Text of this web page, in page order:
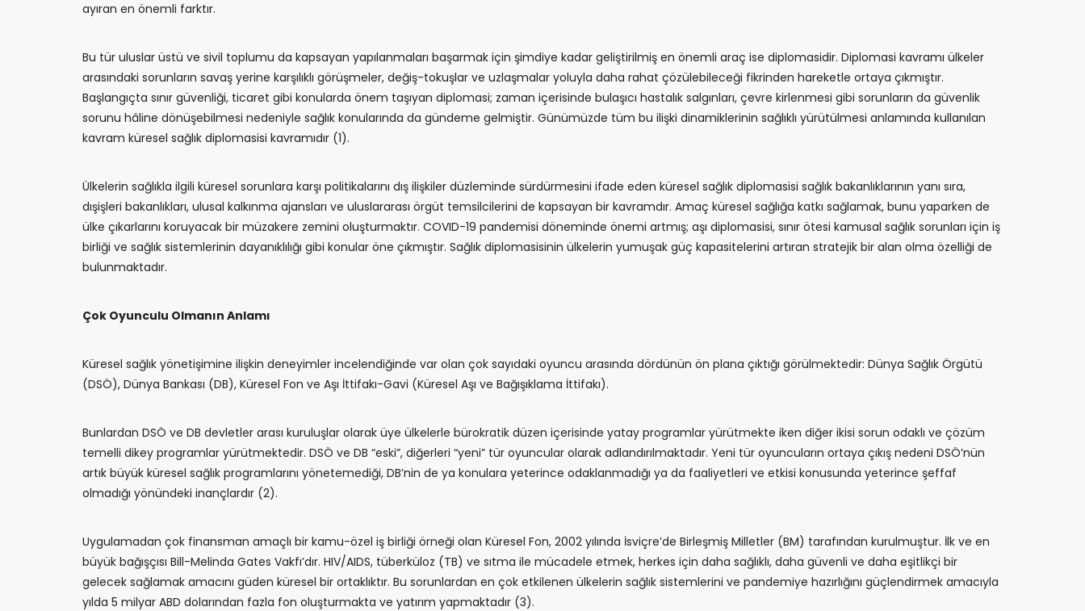
ayıran en önemli farktır.
Bu tür uluslar üstü ve sivil toplumu da kapsayan yapılanmaları başarmak için şimdiye kadar geliştirilmiş en önemli araç ise diplomasidir. Diplomasi kavramı ülkeler
arasındaki sorunların savaş yerine karşılıklı görüşmeler, değiş-tokuşlar ve uzlaşmalar yoluyla daha rahat çözülebileceği fikrinden hareketle ortaya çıkmıştır.
Başlangıçta sınır güvenliği, ticaret gibi konularda önem taşıyan diplomasi; zaman içerisinde bulaşıcı hastalık salgınları, çevre kirlenmesi gibi sorunların da güvenlik
sorunu hâline dönüşebilmesi nedeniyle sağlık konularında da gündeme gelmiştir. Günümüzde tüm bu ilişki dinamiklerinin sağlıklı yürütülmesi anlamında kullanılan
kavram küresel sağlık diplomasisi kavramıdır (1).
Ülkelerin sağlıkla ilgili küresel sorunlara karşı politikalarını dış ilişkiler düzleminde sürdürmesini ifade eden küresel sağlık diplomasisi sağlık bakanlıklarının yanı sıra,
dışişleri bakanlıkları, ulusal kalkınma ajansları ve uluslararası örgüt temsilcilerini de kapsayan bir kavramdır. Amaç küresel sağlığa katkı sağlamak, bunu yaparken de
ülke çıkarlarını koruyacak bir müzakere zemini oluşturmaktır. COVID-19 pandemisi döneminde önemi artmış; aşı diplomasisi, sınır ötesi kamusal sağlık sorunları için iş
birliği ve sağlık sistemlerinin dayanıklılığı gibi konular öne çıkmıştır. Sağlık diplomasisinin ülkelerin yumuşak güç kapasitelerini artıran stratejik bir alan olma özelliği de
bulunmaktadır.
Çok Oyunculu Olmanın Anlamı
Küresel sağlık yönetişimine ilişkin deneyimler incelendiğinde var olan çok sayıdaki oyuncu arasında dördünün ön plana çıktığı görülmektedir: Dünya Sağlık Örgütü
(DSÖ), Dünya Bankası (DB), Küresel Fon ve Aşı İttifakı-Gavi (Küresel Aşı ve Bağışıklama İttifakı).
Bunlardan DSÖ ve DB devletler arası kuruluşlar olarak üye ülkelerle bürokratik düzen içerisinde yatay programlar yürütmekte iken diğer ikisi sorun odaklı ve çözüm
temelli dikey programlar yürütmektedir. DSÖ ve DB “eski”, diğerleri “yeni” tür oyuncular olarak adlandırılmaktadır. Yeni tür oyuncuların ortaya çıkış nedeni DSÖ’nün
artık büyük küresel sağlık programlarını yönetemediği, DB’nin de ya konulara yeterince odaklanmadığı ya da faaliyetleri ve etkisi konusunda yeterince şeffaf
olmadığı yönündeki inançlardır (2).
Uygulamadan çok finansman amaçlı bir kamu-özel iş birliği örneği olan Küresel Fon, 2002 yılında İsviçre’de Birleşmiş Milletler (BM) tarafından kurulmuştur. İlk ve en
büyük bağışçısı Bill-Melinda Gates Vakfı’dır. HIV/AIDS, tüberküloz (TB) ve sıtma ile mücadele etmek, herkes için daha sağlıklı, daha güvenli ve daha eşitlikçi bir
gelecek sağlamak amacını güden küresel bir ortaklıktır. Bu sorunlardan en çok etkilenen ülkelerin sağlık sistemlerini ve pandemiye hazırlığını güçlendirmek amacıyla
yılda 5 milyar ABD dolarından fazla fon oluşturmakta ve yatırım yapmaktadır (3).